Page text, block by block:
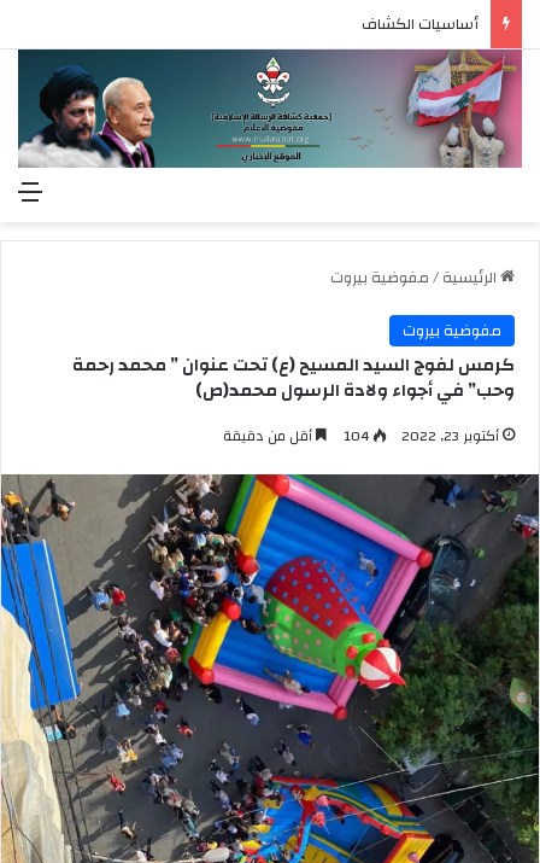
أساسيات الكشاف
الرئيسية/مفوضية بيروت
مفوضية بيروت
كرمس لفوج السيد المسيح (ع) تحت عنوان ” محمد رحمة
وحب” في أجواء ولادة الرسول محمد(ص)
أكتوبر 23, 2022 104 أقل من دقيقة